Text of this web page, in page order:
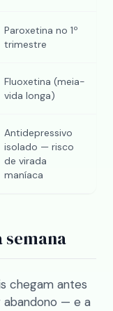
Paroxetina no 1º
trimestre
Fluoxetina (meia-
vida longa)
Antidepressivo
isolado — risco
de virada
maníaca
semana
chegam antes
abandono — e a